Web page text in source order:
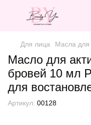
Для лица Масла для
Масло для
бровей 10 мл
для
Артикул: 00128